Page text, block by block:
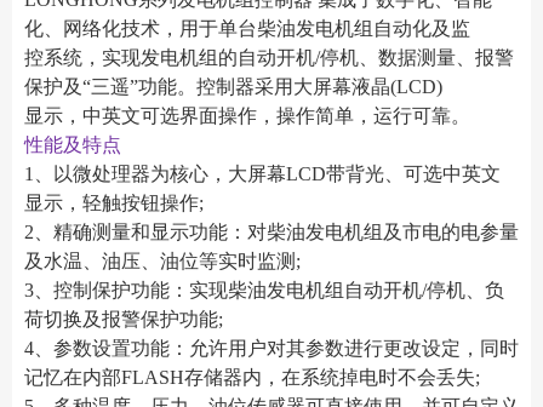
化、网络化技术，用于单台柴油发电机组自动化及监
控系统，实现发电机组的自动开机/停机、数据测量、报警
保护及“三遥”功能。控制器采用大屏幕液晶(LCD)
显示，中英文可选界面操作，操作简单，运行可靠。
性能及特点
1、以微处理器为核心，大屏幕LCD带背光、可选中英文
显示，轻触按钮操作;
2、精确测量和显示功能：对柴油发电机组及市电的电参量
及水温、油压、油位等实时监测;
3、控制保护功能：实现柴油发电机组自动开机/停机、负
荷切换及报警保护功能;
4、参数设置功能：允许用户对其参数进行更改设定，同时
记忆在内部FLASH存储器内，在系统掉电时不会丢失;